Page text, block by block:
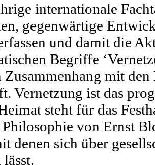
internationale
gegenwärtige
und damit die
Begriffe
Zusammenhang mit
Vernetzung ist das
steht für das
von Ernst
denen sich über